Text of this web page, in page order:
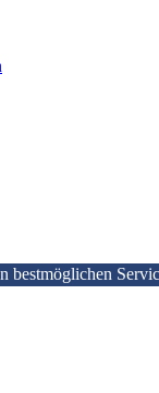
bestmöglichen